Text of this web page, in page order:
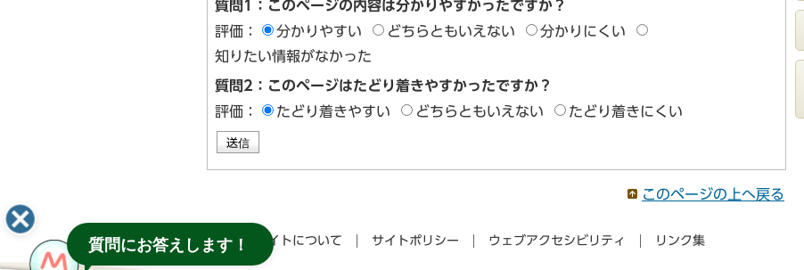
質問1：このページの内容は分かりやすかったですか？
評価：
分かりやすい どちらともいえない
分かりにくい
知りたい情報がなかった
質問2：このページはたどり着きやすかったですか？
評価：
たどり着きやすい どちらともいえない たどり着きにくい
このページの上へ戻る
このサイトについて サイトポリシー ウェブアクセシビリティ リンク集
質問にお答えします！